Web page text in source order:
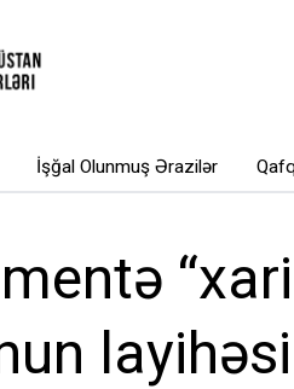
İşğal Olunmuş Ərazilər